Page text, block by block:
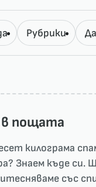
Рубрики
в пощата
килограма
Знаем къде си.
със